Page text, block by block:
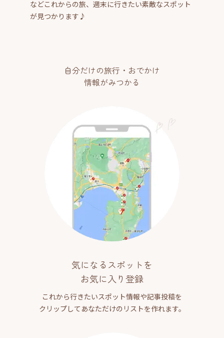
などこれからの旅、週末に行きたい素敵なスポット
が見つかります♪
自分だけの旅行・おでかけ
情報がみつかる
気になるスポットを
お気に入り登録
これから行きたいスポット情報や記事投稿を
クリップしてあなただけのリストを作れます。